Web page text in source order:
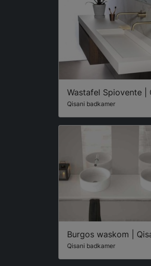
Wastafel Spiovente |
Qisani badkamer
Burgos waskom |
Qisani badkamer